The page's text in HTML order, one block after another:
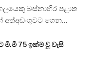
බස්නාහිර පළාත
අත්අඩංගුවට ගෙන…
මි.මී 75 ඉක්ම වූ වැසි